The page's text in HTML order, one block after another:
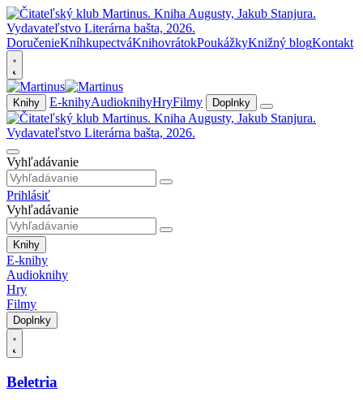
DoručenieKníhkupectváKnihovrátokPoukážkyKnižný blogKontakt
Knihy E-knihyAudioknihyHryFilmy Doplnky
Vyhľadávanie
Prihlásiť
Vyhľadávanie
Knihy
E-knihy
Audioknihy
Hry
Filmy
Doplnky
Beletria